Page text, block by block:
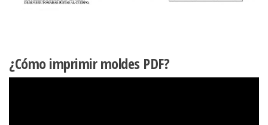
¿Cómo imprimir moldes PDF?